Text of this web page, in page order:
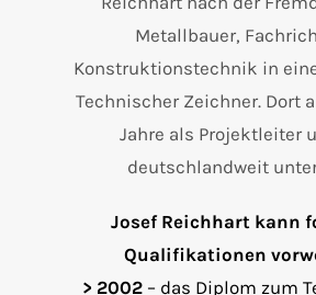
Metallbauer,
Konstruktionstechnik in
Technischer Zeichner. Dort
Jahre als Projektleiter
deutschlandweit
Josef Reichhart kann
Qualifikationen
> 2002– das Diplom zum